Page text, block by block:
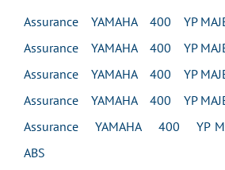
Assurance YAMAHA 400 YP
Assurance YAMAHA 400 YP
Assurance YAMAHA 400 YP
Assurance YAMAHA 400 YP
Assurance YAMAHA 400 YP
ABS